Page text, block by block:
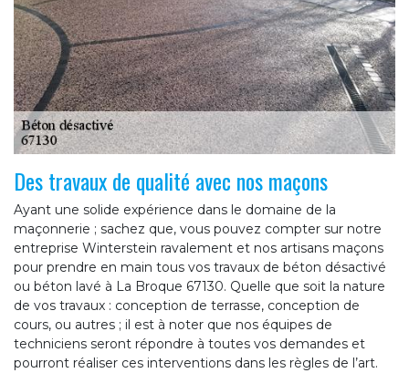
Des travaux de qualité avec nos maçons
Ayant une solide expérience dans le domaine de la
maçonnerie ; sachez que, vous pouvez compter sur notre
entreprise Winterstein ravalement et nos artisans maçons
pour prendre en main tous vos travaux de béton désactivé
ou béton lavé à La Broque 67130. Quelle que soit la nature
de vos travaux : conception de terrasse, conception de
cours, ou autres ; il est à noter que nos équipes de
techniciens seront répondre à toutes vos demandes et
pourront réaliser ces interventions dans les règles de l’art.